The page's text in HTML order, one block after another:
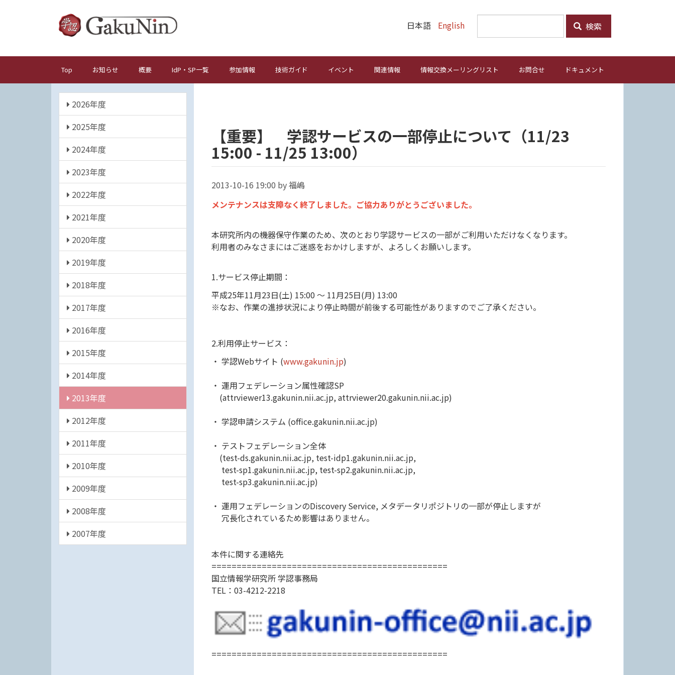
ン
検索
日本語 English
メ
イ
ナ
ー
ョ
ン
Top お知らせ 概要 IdP・SP一覧 参加情報 技術ガイド イベント 関連情報 情報交換メーリングリスト お問合せ ドキュメント
年
度
2026年度
2025年度
2024年度
2023年度
2022年度
2021年度
2020年度
2019年度
2018年度
2017年度
2016年度
2015年度
2014年度
2013年度
2012年度
2011年度
2010年度
2009年度
2008年度
2007年度
【重要】 学認サービスの一部停止について（11/23
15:00 - 11/25 13:00）
2013-10-16 19:00 by 福嶋
メンテナンスは支障なく終了しました。ご協力ありがとうございました。
本研究所内の機器保守作業のため、次のとおり学認サービスの一部がご利用いただけなくなります。
利用者のみなさまにはご迷惑をおかけしますが、よろしくお願いします。
1.サービス停止期間：
平成25年11月23日(土) 15:00 ～ 11月25日(月) 13:00
※なお、作業の進捗状況により停止時間が前後する可能性がありますのでご了承ください。
2.利用停止サービス：
・ 学認Webサイト (www.gakunin.jp)
・ 運用フェデレーション属性確認SP
(attrviewer13.gakunin.nii.ac.jp, attrviewer20.gakunin.nii.ac.jp)
・ 学認申請システム (office.gakunin.nii.ac.jp)
・ テストフェデレーション全体
(test-ds.gakunin.nii.ac.jp, test-idp1.gakunin.nii.ac.jp,
test-sp1.gakunin.nii.ac.jp, test-sp2.gakunin.nii.ac.jp,
test-sp3.gakunin.nii.ac.jp)
・ 運用フェデレーションのDiscovery Service, メタデータリポジトリの一部が停止しますが
冗長化されているため影響はありません。
本件に関する連絡先
===============================================
国立情報学研究所 学認事務局
TEL：03-4212-2218
===============================================